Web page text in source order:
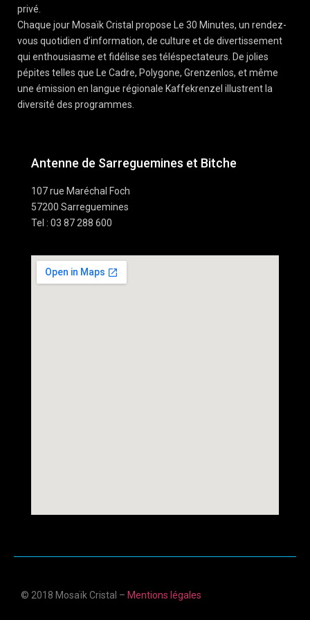
privé.
Chaque jour Mosaïk Cristal propose Le 30 Minutes, un rendez-
vous quotidien d’information, de culture et de divertissement
qui enthousiasme et fidélise ses téléspectateurs. De jolies
pépites telles que Le Cadre, Polygone, Grenzenlos, et même
une émission en langue régionale Kaffekrenzel illustrent la
diversité des programmes.
Antenne de Sarreguemines et Bitche
107 rue Maréchal Foch
57200 Sarreguemines
Tel : 03 87 288 600
© 2018 Mosaïk Cristal – Mentions légales